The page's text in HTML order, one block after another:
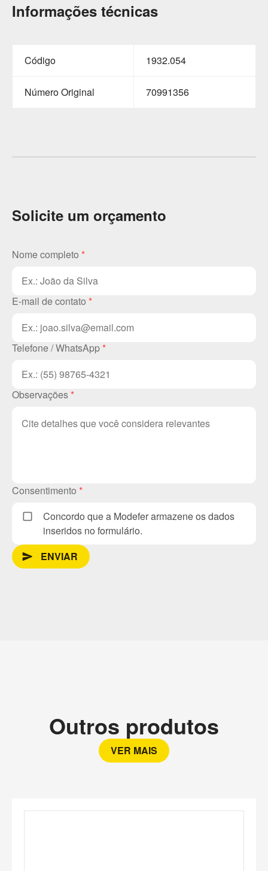
Informações técnicas
Código 1932.054
Número Original 70991356
Solicite um orçamento
Nome completo *
E-mail de contato *
Telefone / WhatsApp *
Observações *
Consentimento *
Concordo que a Modefer armazene os dados
inseridos no formulário.
send_messageENVIAR
Outros produtos
VER MAIS